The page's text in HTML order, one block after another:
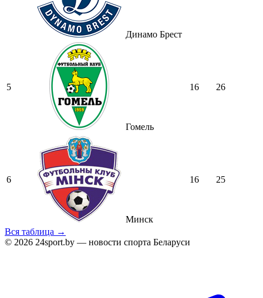
Динамо Брест
5
Гомель
16 26
6
Минск
16 25
Вся таблица →
© 2026 24sport.by — новости спорта Беларуси